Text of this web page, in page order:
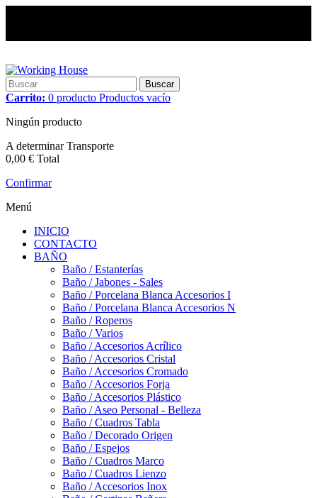
Buscar
Carrito: 0 producto Productos vacío
Ningún producto
A determinarTransporte
0,00 € Total
Confirmar
Menú
INICIO
CONTACTO
BAÑO
Baño / Estanterías
Baño / Jabones - Sales
Baño / Porcelana Blanca Accesorios I
Baño / Porcelana Blanca Accesorios N
Baño / Roperos
Baño / Varios
Baño / Accesorios Acrílico
Baño / Accesorios Cristal
Baño / Accesorios Cromado
Baño / Accesorios Forja
Baño / Accesorios Plástico
Baño / Aseo Personal - Belleza
Baño / Cuadros Tabla
Baño / Decorado Origen
Baño / Espejos
Baño / Cuadros Marco
Baño / Cuadros Lienzo
Baño / Accesorios Inox